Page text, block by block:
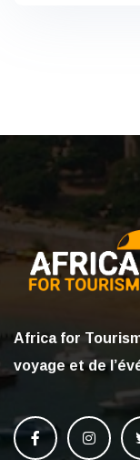
Africa for
voyage et de